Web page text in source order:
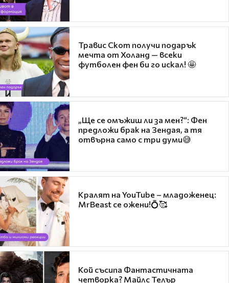
Травис Скот получи подарък
мечта от Холанд — всеки
футболен фен би го искал! 🤩
„Ще се омъжиш ли за мен?“: Фен
предложи брак на Зендая, а тя
отвърна само с три думи😅
Кралят на YouTube – младоженец:
MrBeast се ожени!💍🥰
Кой съсипа Фантастичната
четворка? Майлс Телър